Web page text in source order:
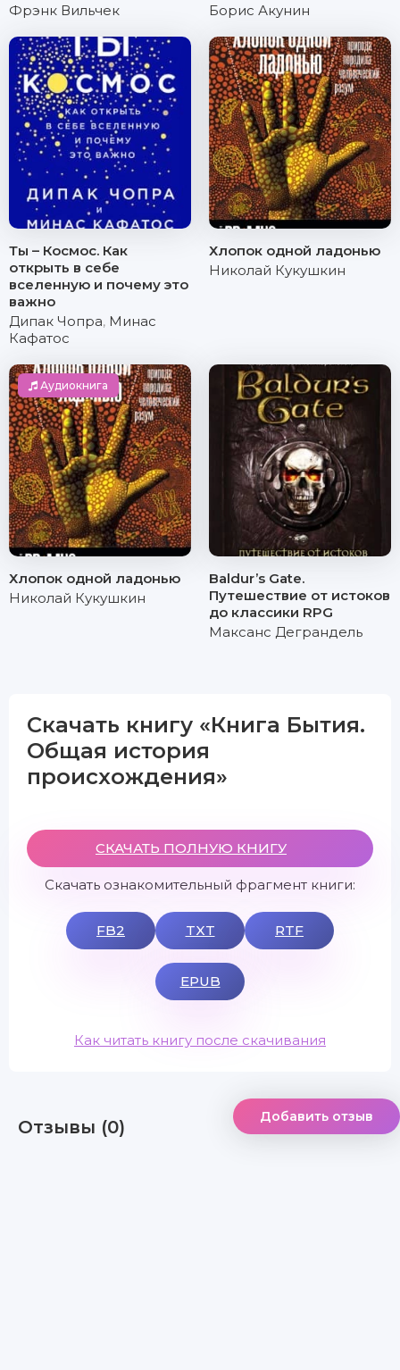
Фрэнк Вильчек
Борис Акунин
Ты – Космос. Как
открыть в себе
вселенную и почему это
важно
Дипак Чопра, Минас
Кафатос
Хлопок одной ладонью
Николай Кукушкин
Аудиокнига
Хлопок одной ладонью
Николай Кукушкин
Baldur’s Gate.
Путешествие от истоков
до классики RPG
Максанс Деграндель
Скачать книгу «Книга Бытия.
Общая история
происхождения»
СКАЧАТЬ ПОЛНУЮ КНИГУ
Скачать ознакомительный фрагмент книги:
FB2 TXT RTF
EPUB
Как читать книгу после скачивания
Отзывы (0) Добавить отзыв